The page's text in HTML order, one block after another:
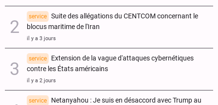
service
Suite des allégations du CENTCOM concernant le
blocus maritime de l'Iran
il y a 3 jours
service
Extension de la vague d'attaques cybernétiques
contre les États américains
il y a 2 jours
service
Netanyahou : Je suis en désaccord avec Trump au